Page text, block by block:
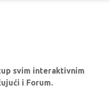
svim interaktivnim
i Forum.